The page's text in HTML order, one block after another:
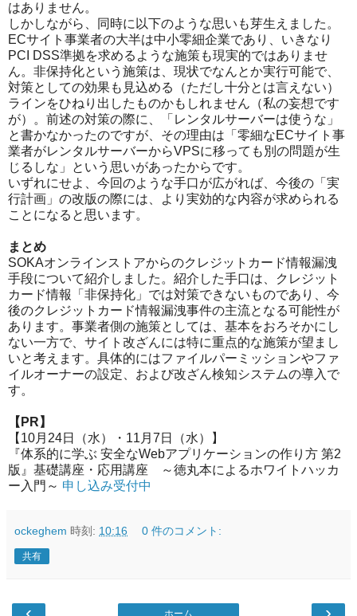
はありません。
しかしながら、同時に以下のような思いも芽生えました。
ECサイト事業者の大半は中小零細企業であり、いきなり
PCI DSS準拠を求めるような施策も現実的ではありませ
ん。非保持化という施策は、現状でなんとか実行可能で、
対策としての効果も見込める（ただし十分とは言えない）
ラインをひねり出したものかもしれません（私の妄想です
が）。前述の対策の際に、「レンタルサーバーは使うな」
と書かなかったのですが、その理由は「零細なECサイト事
業者がレンタルサーバーからVPSに移っても別の問題が生
じるしな」という思いがあったからです。
いずれにせよ、今回のような手口が広がれば、今後の「実
行計画」の改版の際には、より実効的な内容が求められる
ことになると思います。
まとめ
SOKAオンラインストアからのクレジットカード情報漏洩
手段について紹介しました。紹介した手口は、クレジット
カード情報「非保持化」では対策できないものであり、今
後のクレジットカード情報漏洩事件の主流となる可能性が
あります。事業者側の施策としては、基本をおろそかにし
ない一方で、サイト改ざんには特に重点的な施策が望まし
いと考えます。具体的にはファイルパーミッションやファ
イルオーナーの設定、および改ざん検知システムの導入で
す。
【PR】
【10月24日（水）・11月7日（水）】
『体系的に学ぶ 安全なWebアプリケーションの作り方 第2
版』基礎講座・応用講座 ～徳丸本によるホワイトハッカ
ー入門～ 申し込み受付中
ockeghem 時刻: 10:16 0 件のコメント:
共有